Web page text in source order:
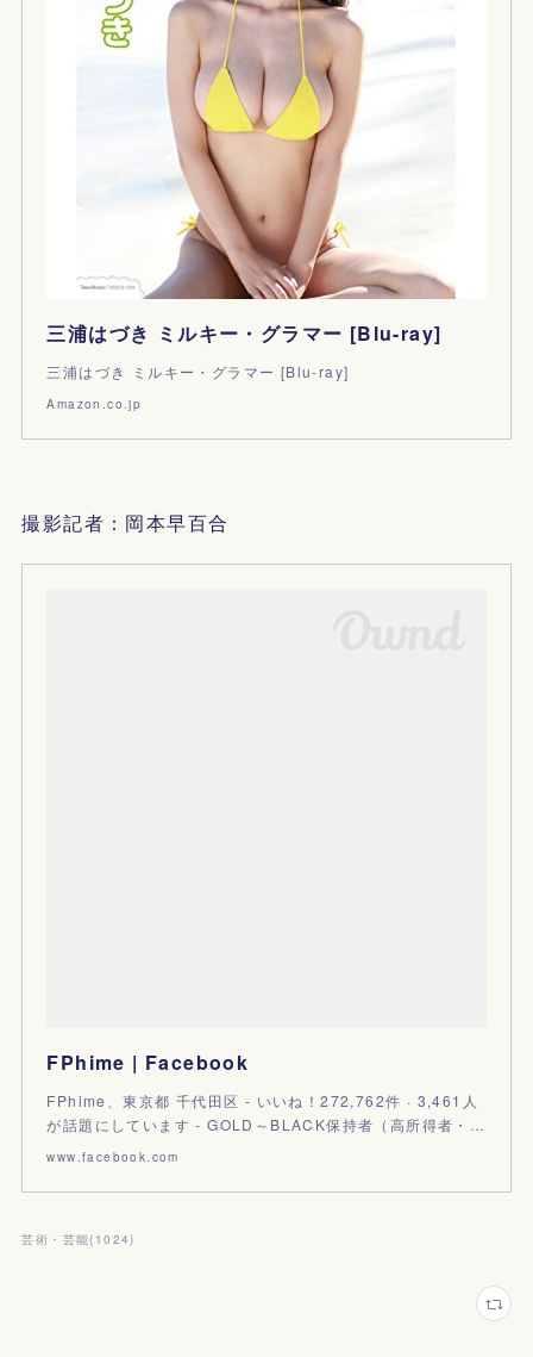
三浦はづき ミルキー・グラマー [Blu-ray]
三浦はづき ミルキー・グラマー [Blu-ray]
Amazon.co.jp
撮影記者：岡本早百合
FPhime | Facebook
FPhime、東京都 千代田区 - いいね！272,762件 · 3,461人
が話題にしています - GOLD～BLACK保持者（高所得者・…
www.facebook.com
芸術・芸能( 1024)